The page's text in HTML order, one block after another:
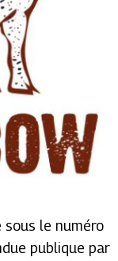
sous le numéro
publique par